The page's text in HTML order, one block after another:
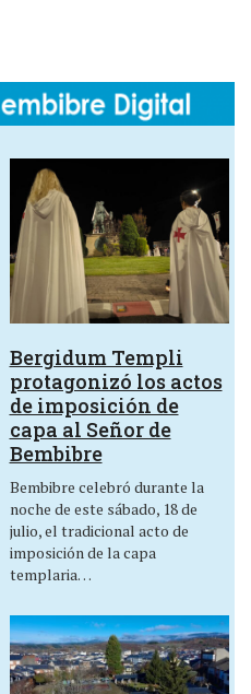
Bergidum Templi
protagonizó los actos
de imposición de
capa al Señor de
Bembibre
Bembibre celebró durante la
noche de este sábado, 18 de
julio, el tradicional acto de
imposición de la capa
templaria…